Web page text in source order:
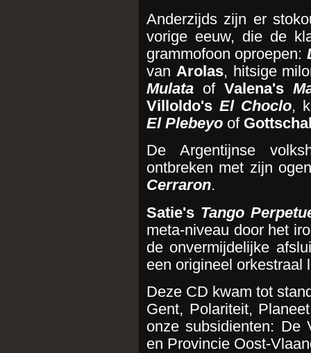
Anderzijds zijn er
vorige eeuw, die de
grammofoon oproepen:
van Arolas, hitsige
Mulata of Valena's
Villoldo's El Choclo,
El Plebeyo of
De Argentijnse
ontbreken met zijn
Cerraron.
Satie's Tango
meta-niveau door het
de onvermijdelijke
een origineel orkestraal
Deze CD kwam tot
Gent, Polariteit,
onze subsidienten: De
en Provincie Oost-